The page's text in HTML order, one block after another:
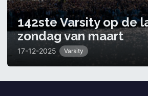
142ste Varsity op de
zondag van maart
17-12-2025 Varsity